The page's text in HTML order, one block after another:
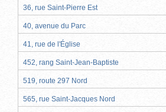
36, rue Saint-Pierre Est
40, avenue du Parc
41, rue de l'Église
452, rang Saint-Jean-Baptiste
519, route 297 Nord
565, rue Saint-Jacques Nord